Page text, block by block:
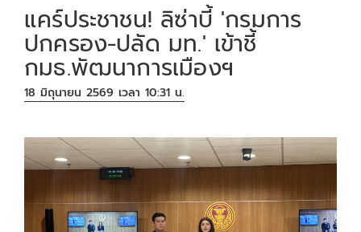
แคร์ประชาชน! ลิซ่าบี้ 'กรมการ
ปกครอง-ปลัด มท.' เข้าชี้
กมธ.พัฒนาการเมืองฯ
18 มิถุนายน 2569 เวลา 10:31 น.